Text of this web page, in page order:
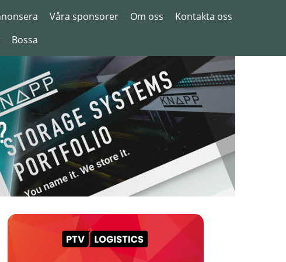
Våra sponsorer Om oss
Kontakta oss
Bossa